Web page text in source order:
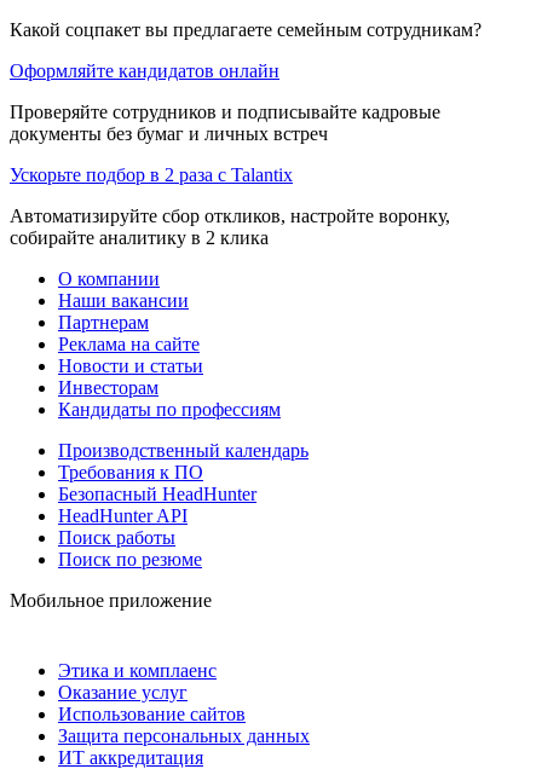
Какой соцпакет вы предлагаете семейным сотрудникам?
Оформляйте кандидатов онлайн
Проверяйте сотрудников и подписывайте кадровые
документы без бумаг и личных встреч
Ускорьте подбор в 2 раза с Talantix
Автоматизируйте сбор откликов, настройте воронку,
собирайте аналитику в 2 клика
О компании
Наши вакансии
Партнерам
Реклама на сайте
Новости и статьи
Инвесторам
Кандидаты по профессиям
Производственный календарь
Требования к ПО
Безопасный HeadHunter
HeadHunter API
Поиск работы
Поиск по резюме
Мобильное приложение
Этика и комплаенс
Оказание услуг
Использование сайтов
Защита персональных данных
ИТ аккредитация